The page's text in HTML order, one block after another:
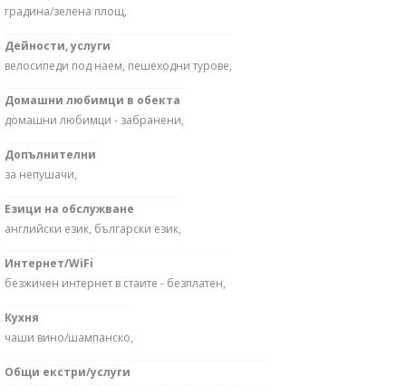
градина/зелена площ,
Дейности, услуги
велосипеди под наем, пешеходни турове,
Домашни любимци в обекта
домашни любимци - забранени,
Допълнителни
за непушачи,
Езици на обслужване
английски език, български език,
Интернет/WiFi
безжичен интернет в стаите - безплатен,
Кухня
чаши вино/шампанско,
Общи екстри/услуги